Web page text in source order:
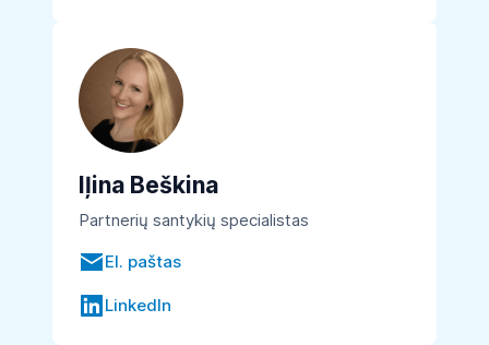
Iļina Beškina
Partnerių santykių specialistas
El. paštas
LinkedIn